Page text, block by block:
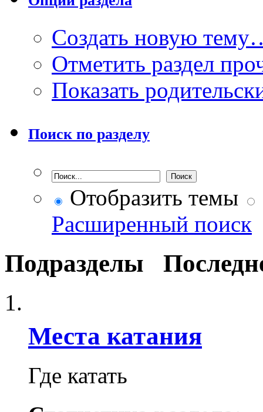
Создать новую
Отметить раздел
Показать
Поиск по разделу
Отобразить темы
Расширенный поиск
Подразделы
Места катания
Где катать